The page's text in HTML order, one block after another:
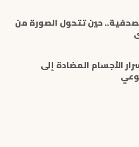
حين تتحول الصورة من
الأجسام المضادة إلى